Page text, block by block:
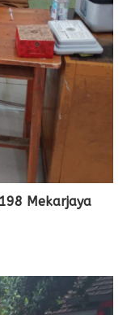
Mekarjaya